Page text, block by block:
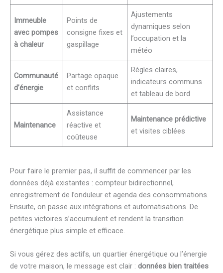
Immeuble
avec pompes
à chaleur
Points de
consigne fixes et
gaspillage
Ajustements
dynamiques selon
l’occupation et la
météo
Communauté
d’énergie
Partage opaque
et conflits
Règles claires,
indicateurs communs
et tableau de bord
Maintenance
Assistance
réactive et
coûteuse
Maintenance prédictive
et visites ciblées
Pour faire le premier pas, il suffit de commencer par les
données déjà existantes : compteur bidirectionnel,
enregistrement de l’onduleur et agenda des consommations.
Ensuite, on passe aux intégrations et automatisations. De
petites victoires s’accumulent et rendent la transition
énergétique plus simple et efficace.
Si vous gérez des actifs, un quartier énergétique ou l’énergie
de votre maison, le message est clair : données bien traitées